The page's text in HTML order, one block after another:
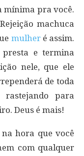
mínima pra você.
machuca
mulher é assim.
e termina
nele, que ele
de toda
para
Deus é mais!
hora que você
com qualquer